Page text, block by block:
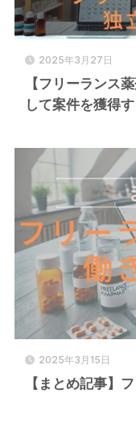
2025年3月27日
【フリーランス
して案件を獲得
2025年3月15日
【まとめ記事】